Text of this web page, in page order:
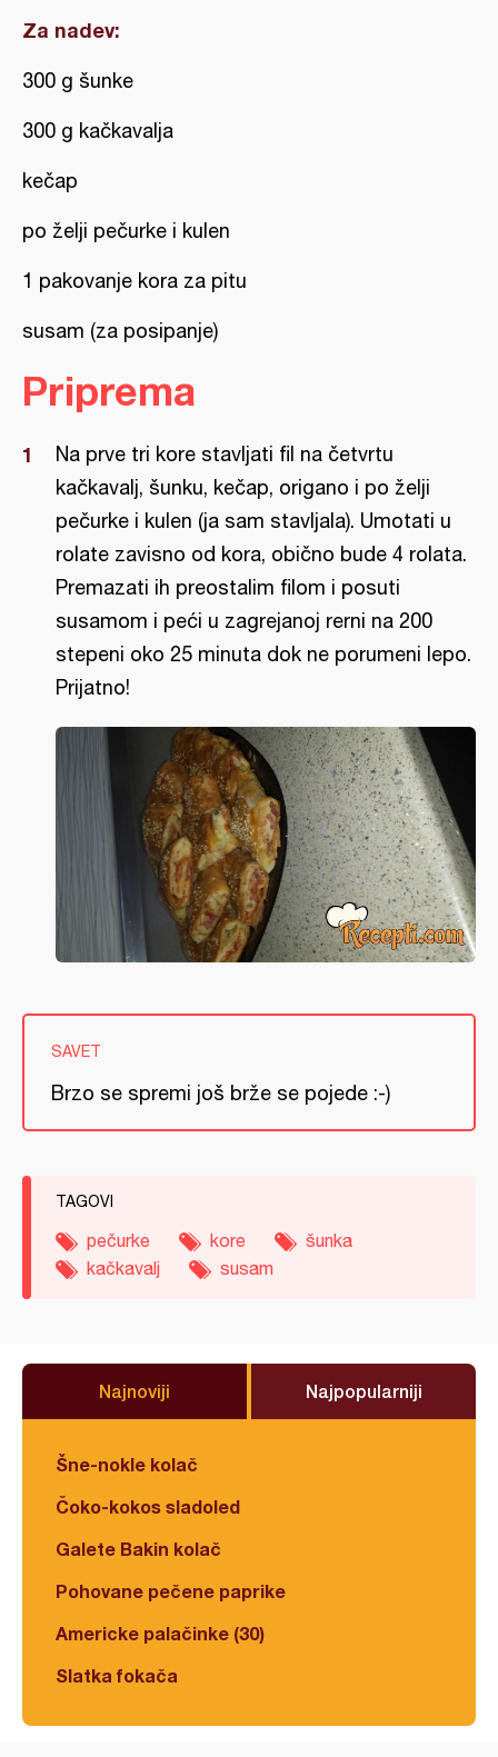
Za nadev:
300 g šunke
300 g kačkavalja
kečap
po želji pečurke i kulen
1 pakovanje kora za pitu
susam (za posipanje)
Priprema
Na prve tri kore stavljati fil na četvrtu
kačkavalj, šunku, kečap, origano i po želji
pečurke i kulen (ja sam stavljala). Umotati u
rolate zavisno od kora, obično bude 4 rolata.
Premazati ih preostalim filom i posuti
susamom i peći u zagrejanoj rerni na 200
stepeni oko 25 minuta dok ne porumeni lepo.
Prijatno!
SAVET
Brzo se spremi još brže se pojede :-)
TAGOVI
pečurke kore
šunka
kačkavalj
susam
Najnoviji Najpopularniji
Šne-nokle kolač
Čoko-kokos sladoled
Galete Bakin kolač
Pohovane pečene paprike
Americke palačinke (30)
Slatka fokača